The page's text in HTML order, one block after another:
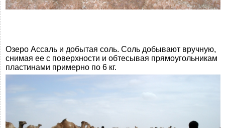
Озеро Ассаль и добытая соль. Соль добывают вручную,
снимая ее с поверхности и обтесывая прямоугольникам
пластинами примерно по 6 кг.